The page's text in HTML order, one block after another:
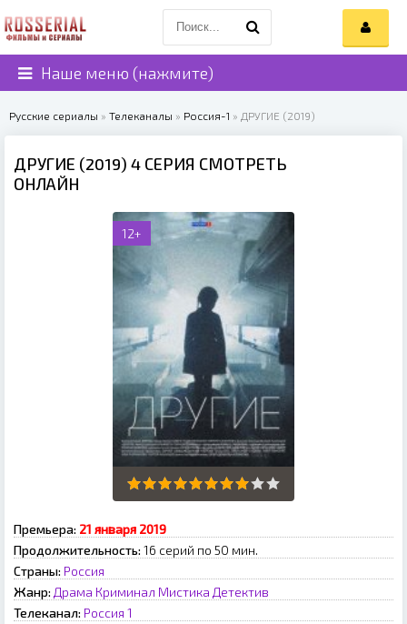
Наше меню (нажмите)
Русские сериалы » Телеканалы » Россия-1 » ДРУГИЕ (2019)
ДРУГИЕ (2019) 4 СЕРИЯ СМОТРЕТЬ
ОНЛАЙН
12+
Премьера: 21 января 2019
Продолжительность: 16 серий по 50 мин.
Страны: Россия
Жанр: Драма Криминал Мистика Детектив
Телеканал: Россия 1